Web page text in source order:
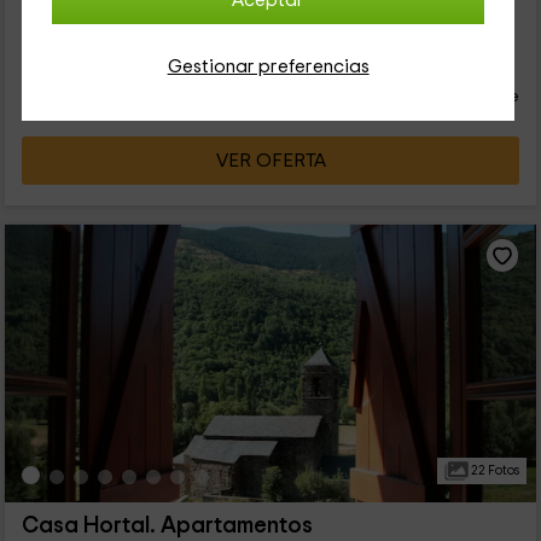
Gestionar preferencias
sido reformada con el paso de los años por nosotros mismo,
Contacto directo
persona y noche
VER OFERTA
22 Fotos
Casa Hortal. Apartamentos